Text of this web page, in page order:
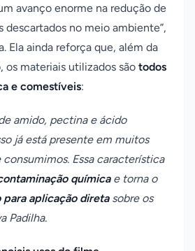
avanço enorme na redução de
descartados no meio ambiente”,
Ela ainda reforça que, além da
os materiais utilizados são todos
e comestíveis:
amido, pectina e ácido
já está presente em muitos
Essa característica
químicae torna o
para aplicação diretasobre os
Padilha.